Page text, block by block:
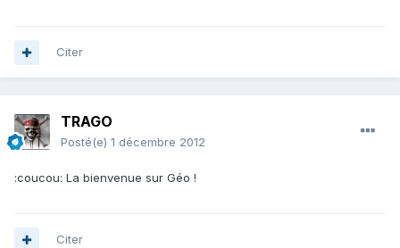
Citer
TRAGO
Posté(e) 1 décembre 2012
:coucou: La bienvenue sur Géo !
Citer